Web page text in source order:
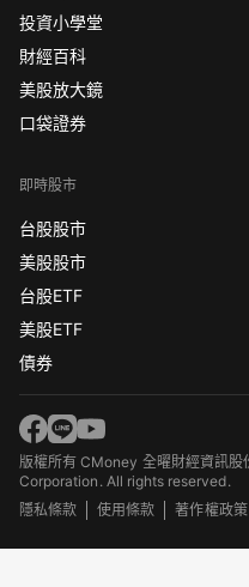
投資小學堂
財經百科
美股放大鏡
口袋證券
即時股市
台股股市
美股股市
台股ETF
美股ETF
債券
版權所有 CMoney 全曜財經資訊
Corporation. All rights reserved.
隱私條款
使用條款 著作權政策